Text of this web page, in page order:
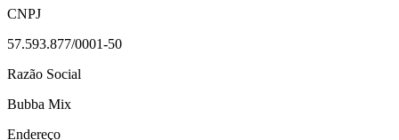
CNPJ
57.593.877/0001-50
Razão Social
Bubba Mix
Endereço